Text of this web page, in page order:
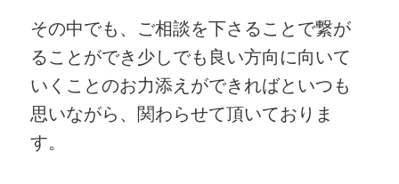
その中でも、ご相談を下さることで繋が
ることができ少しでも良い方向に向いて
いくことのお力添えができればといつも
思いながら、関わらせて頂いておりま
す。